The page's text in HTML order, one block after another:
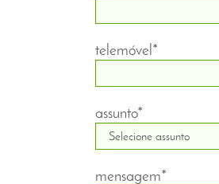
telemóvel*
assunto*
mensagem*